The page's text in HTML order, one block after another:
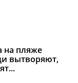
на пляже
вытворяют,